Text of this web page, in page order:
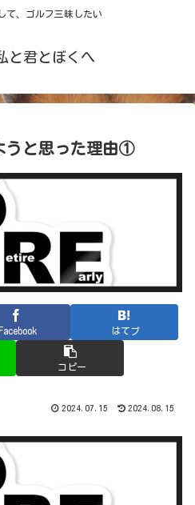
て、ゴルフ三昧したい
と君とぼくへ
うと思った理由①
Facebook はてブ
コピー
2024.07.15 2024.08.15